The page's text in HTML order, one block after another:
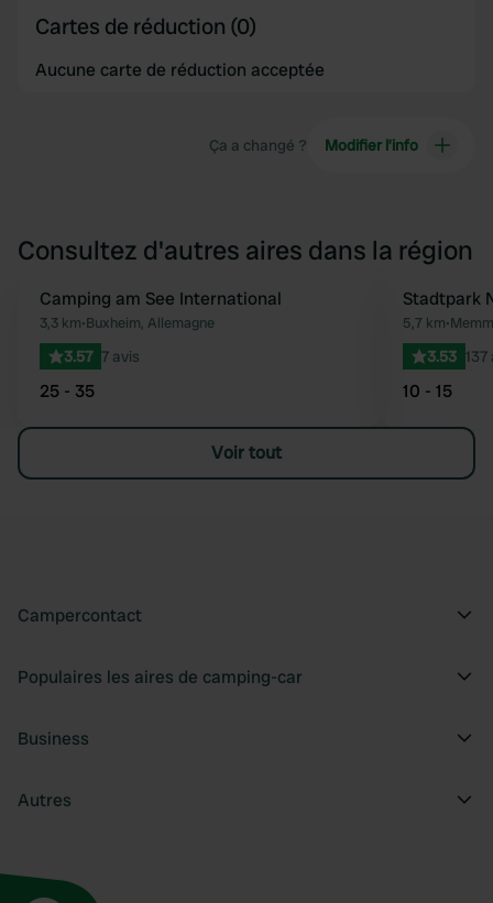
Cartes de réduction (0)
Aucune carte de réduction acceptée
Ça a changé ? Modifier l’info
Consultez d'autres aires dans la région
Préféré
Camping am See International
3,3 km•Buxheim, Allemagne
3.57 7 avis
25 - 35
Stadtpark
5,7 km•
3.53 137
10 - 15
Voir tout
Campercontact
Populaires les aires de camping-car
Business
Autres